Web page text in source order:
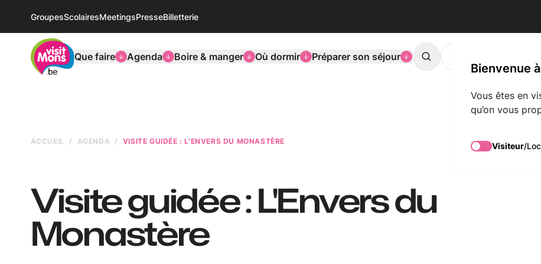
GroupesScolairesMeetingsPresseBilletterie
Bienvenue
Vous êtes en
qu’on vous
Visiteur/
VisitMons Logo
Que faire
Agenda Boire & manger Où dormir Préparer son séjour Search
ACCUEIL AGENDA VISITE GUIDÉE : L'ENVERS DU MONASTÈRE
Visite guidée : L'Envers du
Monastère